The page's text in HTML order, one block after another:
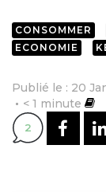
CONSOMMER
ECONOMIE
Publié le : 20
< 1 minute
2